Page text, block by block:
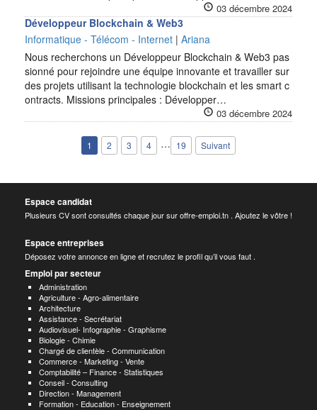
03 décembre 2024
Développeur Blockchain & Web3
Informatique - Télécom - Internet | Ariana
Nous recherchons un Développeur Blockchain & Web3 pas
sionné pour rejoindre une équipe innovante et travailler sur
des projets utilisant la technologie blockchain et les smart c
ontracts. Missions principales : Développer…
03 décembre 2024
1 2 3 4 … 19 Suivant
Espace candidat
Plusieurs CV sont consultés chaque jour sur offre-emploi.tn . Ajoutez le vôtre !
Espace entreprises
Déposez votre annonce en ligne et recrutez le profil qu’il vous faut .
Emploi par secteur
Administration
Agriculture - Agro-alimentaire
Architecture
Assistance - Secrétariat
Audiovisuel- Infographie - Graphisme
Biologie - Chimie
Chargé de clientèle - Communication
Commerce - Marketing - Vente
Comptabilité – Finance - Statistiques
Conseil - Consulting
Direction - Management
Formation - Education - Enseignement